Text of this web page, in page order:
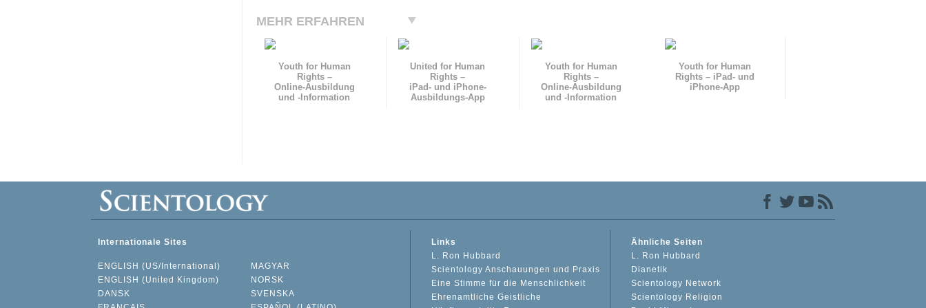
MEHR ERFAHREN
Youth for Human
Rights –
Online-Ausbildung
und-Information
United for Human
Rights –
iPad- und iPhone-
Ausbildungs-App
Youth for Human
Rights –
Online-Ausbildung
und-Information
Youth for Human
Rights – iPad- und
iPhone-App
Internationale Sites
ENGLISH (US/International)
ENGLISH (United Kingdom)
DANSK
MAGYAR
NORSK
SVENSKA
Links
L. Ron Hubbard
Scientology Anschauungen und Praxis
Eine Stimme für die Menschlichkeit
Ehrenamtliche Geistliche
Ähnliche Seiten
L. Ron Hubbard
Dianetik
Scientology Network
Scientology Religion